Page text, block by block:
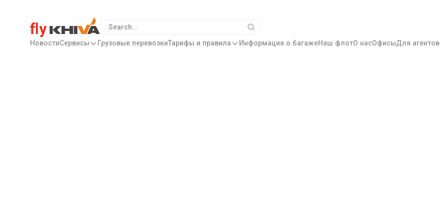
НовостиСервисы Грузовые перевозкиТарифы и правила Информация о багажеНаш флотО насОфисыДля агентов